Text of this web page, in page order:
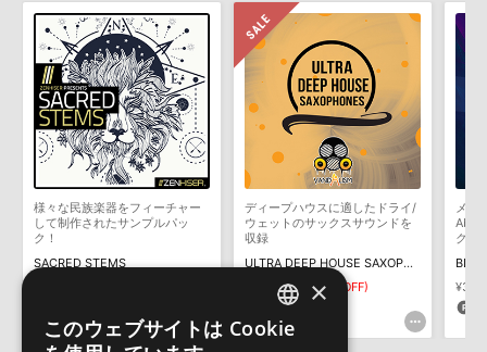
きます際には、NTFSやHFS＋でフォーマットされたHDDをご用意
いただく必要がございます。
製品の購入手続き完了後、受注確認メールとシリアルナンバーをお
知らせするメールの2通が送信されます。メールに記載されており
ます説明に沿って、製品のダウンロード／導入を行って下さい。
サンプルパック製品には、原則として日本語版操作マニュアルをご
用意しておりません。ご購入後のご不明点や詳細に関するお問い合
わせなどはテクニカルサポート
までご連絡ください。
デモソングは、製品収録サウンドを使ってできることを紹介するた
めのデモンストレーション用の楽曲です。原則として、デモソング
そのものをお使いいただくことはできません。また、デモソングを
構成する全てのサウンドが、サンプルパックに含まれていることを
ダウンロード製品という性質上、一切の返品・返金はお受け付け致
様々な民族楽器をフィーチャー
して制作されたサンプルパッ
ク！
SACRED STEMS
ディープハウスに適したドライ/
ウェットのサックスサウンドを
収録
ULTRA DEEP HOUSE SAXOPHONES
¥1,639 ¥819(50%OFF)
40pt
メロ
ク
ENGLISH
×
このウェブサイトは Cookie